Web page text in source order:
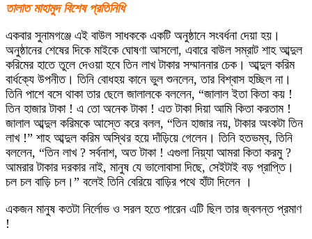
তালাত মাহামুদ বিশেষ প্রতিনিধি
একবার সুনামগঞ্জে এই বাউল সাধককে একটি অনুষ্ঠানে সংবর্ধনা দেয়া হয়।
অনুষ্ঠানের শেষের দিকে মাইকে ঘােষণা আসলাে, এবারে বাউল সম্রাট শাহ আব্দুল
করিমের হাতে তুলে দেওয়া হবে তিন লাখ টাকার সম্মাননার চেক। আব্দুল করিম
বার্ধক্যে উপনীত। তিনি বােধহয় কানে ভুল শুনলেন, তার বিশ্বাস হচ্ছিল না।
তিনি পাশে বসে থাকা তার ছেলে জালালকে বললেন, “জালাল ইতা কিতা কয় !
তিন হাজার টাকা ! এ তাে অনেক টাকা ! এত টাকা দিয়া আমি কিতা করতাম !
জালাল আব্দুল করিমকে আস্তে করে বলল, “তিন হাজার নয়, টাকার অংকটা তিন
লাখ !” শাহ আব্দুল করিম অস্থির হয়ে দাঁড়িয়ে গেলেন। তিনি হতভম্ব, তিনি
বললেন, “তিন লাখ ? সর্বনাশ, অত টাকা ! এগুলা নিয়্যা আমরা কিতা করমু ?
আমরার টাকার দরকার নাই, মানুষ যে ভালােবাসা দিছে, সেইটাই বড় প্রাপ্তি।
চল চল বাড়ি চল।” বলেই তিনি বেরিয়ে বাড়ির পথে হাঁটা দিলেন ।
একজন মানুষ কতটা নির্লোভ ও সরল হতে পারেন এটি ছিল তার জ্বলন্ত প্রমাণ
!